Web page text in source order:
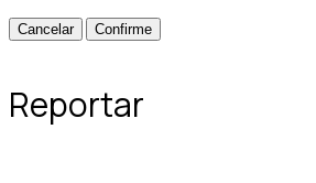
Confirme
Reportar